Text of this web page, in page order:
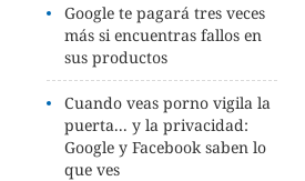
Google te pagará tres veces
más si encuentras fallos en
sus productos
Cuando veas porno vigila la
puerta... y la privacidad:
Google y Facebook saben lo
que ves